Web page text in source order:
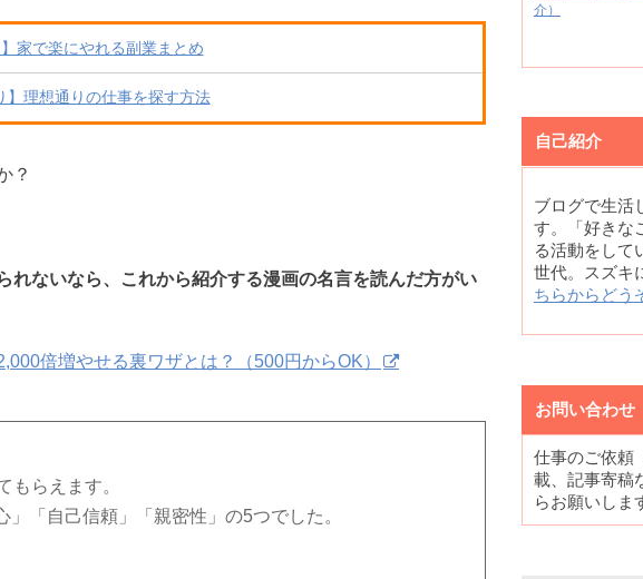
家で楽にやれる副業まとめ
】理想通りの仕事を探す方法
？
れないなら、これから紹介する漫画の名言を読んだ方がい
倍増やせる裏ワザとは？（500円からOK）
もらえます。
「自己信頼」「親密性」の5つでした。
介）
自己紹介
ブログで生活
す。「好きな
る活動をして
世代。スズキ
ちらからどう
お問い合わせ
仕事のご依頼
載、記事寄稿
らお願いしま